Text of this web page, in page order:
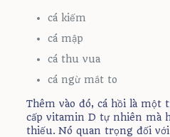
cá kiếm
cá mập
cá thu vua
cá ngừ mắt to
Thêm vào đó, cá hồi là
cấp vitamin D tự nhiên mà
thiếu. Nó quan trọng đối với